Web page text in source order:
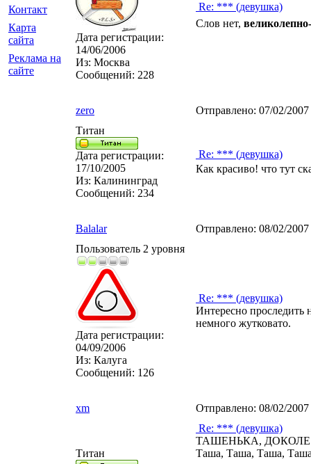
Контакт
Карта
сайта
Реклама на
сайте
Дата регистрации:
14/06/2006
Из: Москва
Сообщений: 228
Re: *** (девушка)
Слов нет,
zero Отправлено: 07/02/
Титан
Дата регистрации:
17/10/2005
Из: Калининград
Сообщений: 234
Re: *** (девушка)
Как красиво! что тут
Balalar Отправлено: 08/02/
Пользователь 2 уровня
Дата регистрации:
04/09/2006
Из: Калуга
Сообщений: 126
Re: *** (девушка)
Интересно проследить
немного жутковато.
xm Отправлено: 08/02/
Титан
Re: *** (девушка)
ТАШЕНЬКА,
Таша, Таша, Таша,